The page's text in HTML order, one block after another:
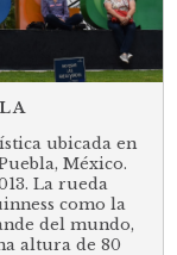
ubicada en
México.
La rueda
como la
del mundo,
altura de 80